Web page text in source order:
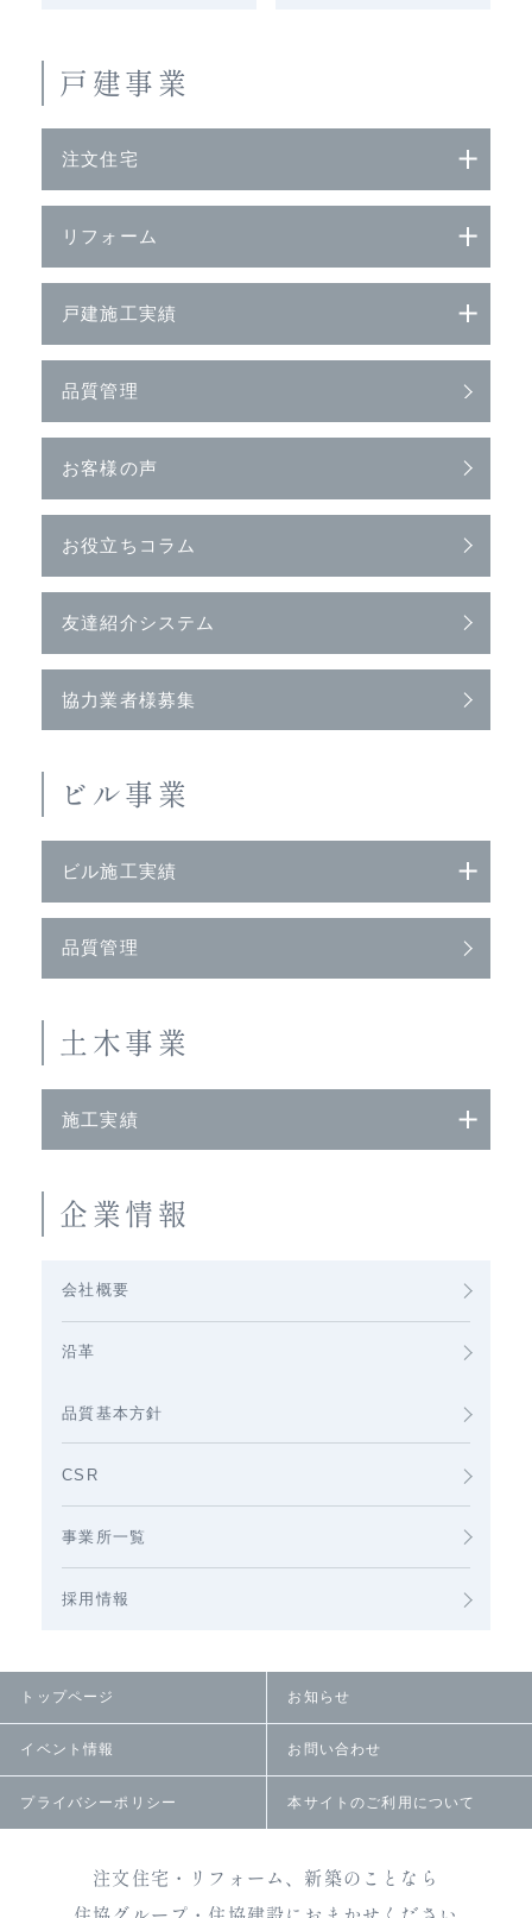
戸建事業
注文住宅
リフォーム
戸建施工実績
品質管理
お客様の声
お役立ちコラム
友達紹介システム
協力業者様募集
ビル事業
ビル施工実績
品質管理
土木事業
施工実績
企業情報
会社概要
沿革
品質基本方針
CSR
事業所一覧
採用情報
トップページ お知らせ
イベント情報 お問い合わせ
プライバシーポリシー 本サイトのご利用について
注文住宅・リフォーム、新築のことなら